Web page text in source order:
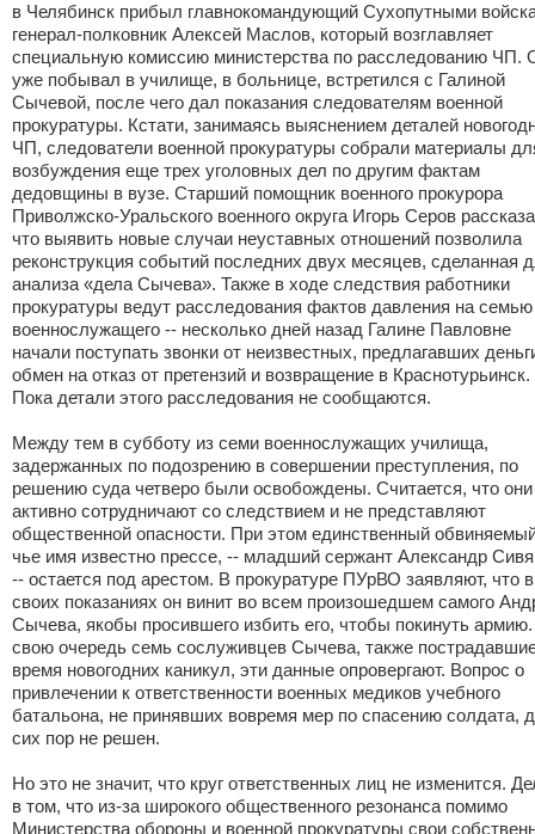
в Челябинск прибыл главнокомандующий Сухопутными
генерал-полковник Алексей Маслов, который возглавляет
специальную комиссию министерства по расследованию ЧП.
уже побывал в училище, в больнице, встретился с Галиной
Сычевой, после чего дал показания следователям военной
прокуратуры. Кстати, занимаясь выяснением деталей
ЧП, следователи военной прокуратуры собрали материалы
возбуждения еще трех уголовных дел по другим фактам
дедовщины в вузе. Старший помощник военного прокурора
Приволжско-Уральского военного округа Игорь Серов
что выявить новые случаи неуставных отношений позволила
реконструкция событий последних двух месяцев, сделанная
анализа «дела Сычева». Также в ходе следствия работники
прокуратуры ведут расследования фактов давления на семью
военнослужащего -- несколько дней назад Галине Павловне
начали поступать звонки от неизвестных, предлагавших
обмен на отказ от претензий и возвращение в Краснотурьинск.
Пока детали этого расследования не сообщаются.
Между тем в субботу из семи военнослужащих училища,
задержанных по подозрению в совершении преступления, по
решению суда четверо были освобождены. Считается, что они
активно сотрудничают со следствием и не представляют
общественной опасности. При этом единственный
чье имя известно прессе, -- младший сержант Александр
-- остается под арестом. В прокуратуре ПУрВО заявляют, что в
своих показаниях он винит во всем произошедшем самого
Сычева, якобы просившего избить его, чтобы покинуть
свою очередь семь сослуживцев Сычева, также
время новогодних каникул, эти данные опровергают. Вопрос о
привлечении к ответственности военных медиков учебного
батальона, не принявших вовремя мер по спасению солдата,
сих пор не решен.
Но это не значит, что круг ответственных лиц не изменится.
в том, что из-за широкого общественного резонанса помимо
Министерства обороны и военной прокуратуры свои